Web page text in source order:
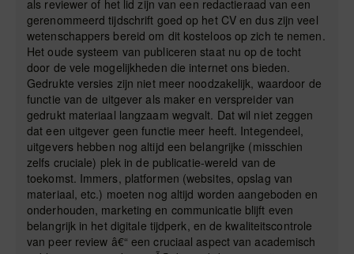
als reviewer of het lid zijn van een redactieraad van een
gerenommeerd tijdschrift goed op het CV en dus zijn veel
wetenschappers bereid om dit kosteloos op zich te nemen.
Het oude systeem van publiceren staat nu op de tocht
door de vele mogelijkheden die internet ons bieden.
Gedrukte versies zijn niet meer noodzakelijk, waardoor de
functie van de uitgever als maker en verspreider van
gedrukt materiaal langzaam wegvalt. Dat wil niet zeggen
dat een uitgever geen functie meer heeft. Integendeel,
uitgevers hebben nog altijd een belangrijke (misschien
zelfs cruciale) plek in de publicatie-wereld van de
toekomst. Immers, platformen (websites, opslag van
materiaal, etc.) moeten nog altijd worden aangeboden en
onderhouden, marketing en communicatie blijft even
belangrijk in het digitale tijdperk, en de kwaliteitscontrole
van peer review â€“ een cruciaal aspect van academisch